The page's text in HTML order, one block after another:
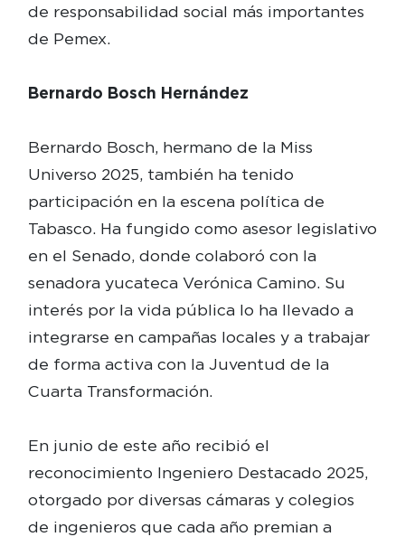
de responsabilidad social más importantes
de Pemex.
Bernardo Bosch Hernández
Bernardo Bosch, hermano de la Miss
Universo 2025, también ha tenido
participación en la escena política de
Tabasco. Ha fungido como asesor legislativo
en el Senado, donde colaboró con la
senadora yucateca Verónica Camino. Su
interés por la vida pública lo ha llevado a
integrarse en campañas locales y a trabajar
de forma activa con la Juventud de la
Cuarta Transformación.
En junio de este año recibió el
reconocimiento Ingeniero Destacado 2025,
otorgado por diversas cámaras y colegios
de ingenieros que cada año premian a